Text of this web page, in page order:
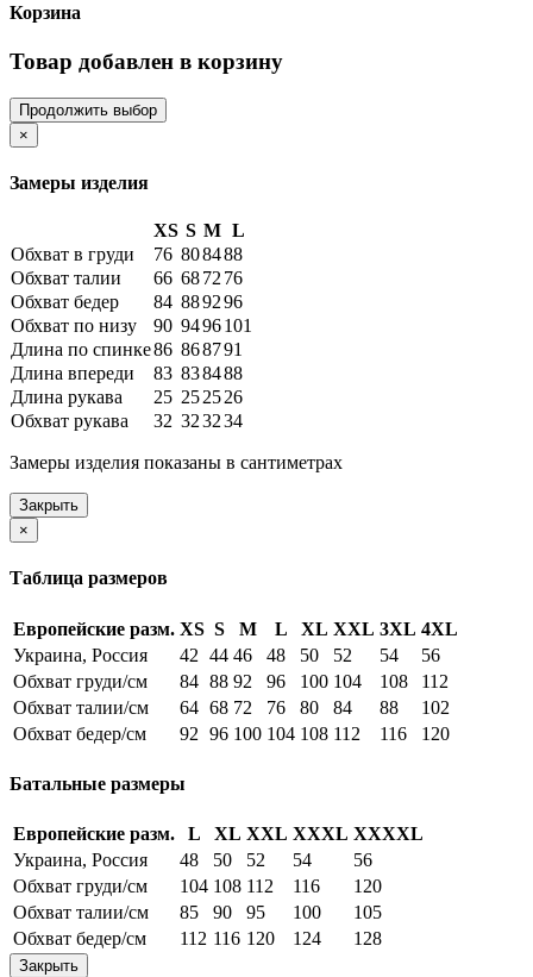
Корзина
Товар добавлен в корзину
Продолжить выбор
×
Замеры изделия
XS S M L
Обхват в груди
76 808488
Обхват талии
66 6872 76
Обхват бедер
84 889296
Обхват по низу
90 9496101
Длина по спинке86 868791
Длина впереди
83 838488
Длина рукава
25 252526
Обхват рукава
32 323234
Замеры изделия показаны в сантиметрах
Закрыть
×
Таблица размеров
Европейские разм. XS S M L XL XXL 3XL 4XL
Украина, Россия
42 44 46 48 50 52 54
56
Обхват груди/см
84 88 92 96 100 104 108
112
Обхват талии/см
64 68 72 76 80 84 88
102
Обхват бедер/см
92 96 100 104 108 112 116 120
Батальные размеры
Европейские разм. L XL XXL XXXL XXXXL
Украина, Россия
48 50 52 54
56
Обхват груди/см
104 108 112 116
120
Обхват талии/см
85 90 95 100
105
Обхват бедер/см
112 116 120 124 128
Закрыть